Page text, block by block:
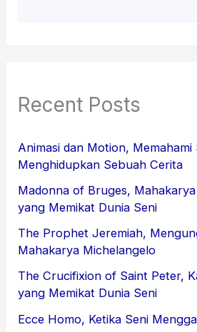
Recent Posts
Animasi dan Motion, Memahami
Menghidupkan Sebuah Cerita
Madonna of Bruges,
yang Memikat Dunia Seni
The Prophet Jeremiah,
Mahakarya Michelangelo
The Crucifixion of Saint Peter,
yang Memikat Dunia Seni
Ecce Homo, Ketika Seni